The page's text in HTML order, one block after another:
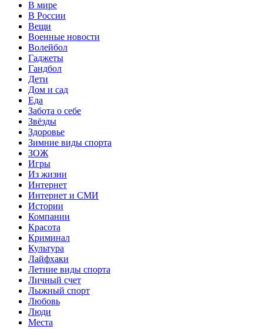
В мире
В России
Вещи
Военные новости
Волейбол
Гаджеты
Гандбол
Дети
Дом и сад
Еда
Забота о себе
Звёзды
Здоровье
Зимние виды спорта
ЗОЖ
Игры
Из жизни
Интернет
Интернет и СМИ
Истории
Компании
Красота
Криминал
Культура
Лайфхаки
Летние виды спорта
Личный счет
Лыжный спорт
Любовь
Люди
Места